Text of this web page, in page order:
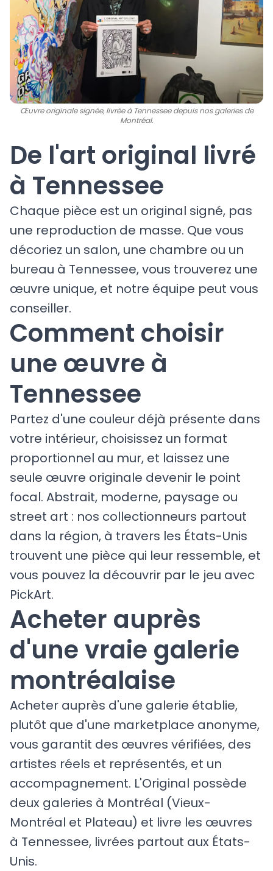
Œuvre originale signée, livrée à Tennessee depuis nos galeries de
Montréal.
De l'art original livré
à Tennessee
Chaque pièce est un original signé, pas
une reproduction de masse. Que vous
décoriez un salon, une chambre ou un
bureau à Tennessee, vous trouverez une
œuvre unique, et notre équipe peut vous
conseiller.
Comment choisir
une œuvre à
Tennessee
Partez d'une couleur déjà présente dans
votre intérieur, choisissez un format
proportionnel au mur, et laissez une
seule œuvre originale devenir le point
focal. Abstrait, moderne, paysage ou
street art : nos collectionneurs partout
dans la région, à travers les États-Unis
trouvent une pièce qui leur ressemble, et
vous pouvez la découvrir par le jeu avec
PickArt.
Acheter auprès
d'une vraie galerie
montréalaise
Acheter auprès d'une galerie établie,
plutôt que d'une marketplace anonyme,
vous garantit des œuvres vérifiées, des
artistes réels et représentés, et un
accompagnement. L'Original possède
deux galeries à Montréal (Vieux-
Montréal et Plateau) et livre les œuvres
à Tennessee, livrées partout aux États-
Unis.